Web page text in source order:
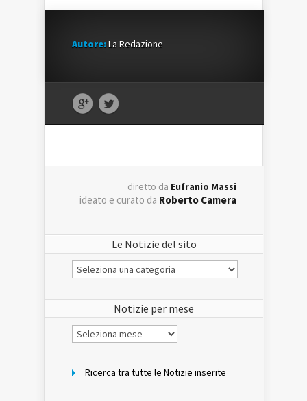
Autore:La Redazione
diretto da Eufranio Massi
ideato e curato da Roberto Camera
Le Notizie del sito
Le
Notizie
Notizie per mese
Notizie
per
Ricerca tra tutte le Notizie inserite